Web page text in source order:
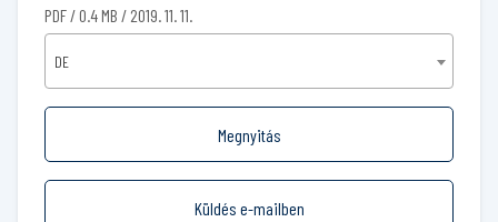
PDF / 0.4 MB / 2019. 11. 11.
DE
Megnyitás
Küldés e-mailben